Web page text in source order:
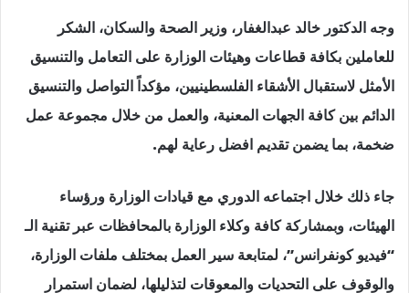
وجه الدكتور خالد عبدالغفار، وزير الصحة والسكان، الشكر
للعاملين بكافة قطاعات وهيئات الوزارة على التعامل والتنسيق
الأمثل لاستقبال الأشقاء الفلسطينيين، مؤكداً التواصل والتنسيق
الدائم بين كافة الجهات المعنية، والعمل من خلال مجموعة عمل
ضخمة، بما يضمن تقديم افضل رعاية لهم.
جاء ذلك خلال اجتماعه الدوري مع قيادات الوزارة ورؤساء
الهيئات، وبمشاركة كافة وكلاء الوزارة بالمحافظات عبر تقنية الـ
“فيديو كونفرانس”، لمتابعة سير العمل بمختلف ملفات الوزارة،
والوقوف على التحديات والمعوقات لتذليلها، لضمان استمرار